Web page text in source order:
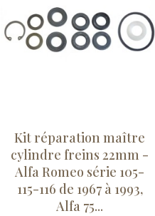
Kit réparation maître
cylindre freins 22mm -
Alfa Romeo série 105-
115-116 de 1967 à 1993,
Alfa 75...